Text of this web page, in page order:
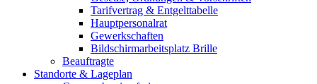
Tarifvertrag & Entgelttabelle
Hauptpersonalrat
Gewerkschaften
Bildschirmarbeitsplatz Brille
Beauftragte
Standorte & Lageplan